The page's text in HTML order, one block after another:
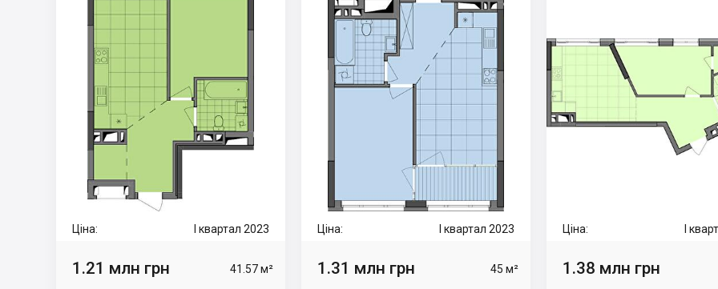
Ціна: I квартал 2023
1.21 млн грн 41.57 м²
Ціна: I квартал 2023
1.31 млн грн 45 м²
Ціна: I
1.38 млн грн